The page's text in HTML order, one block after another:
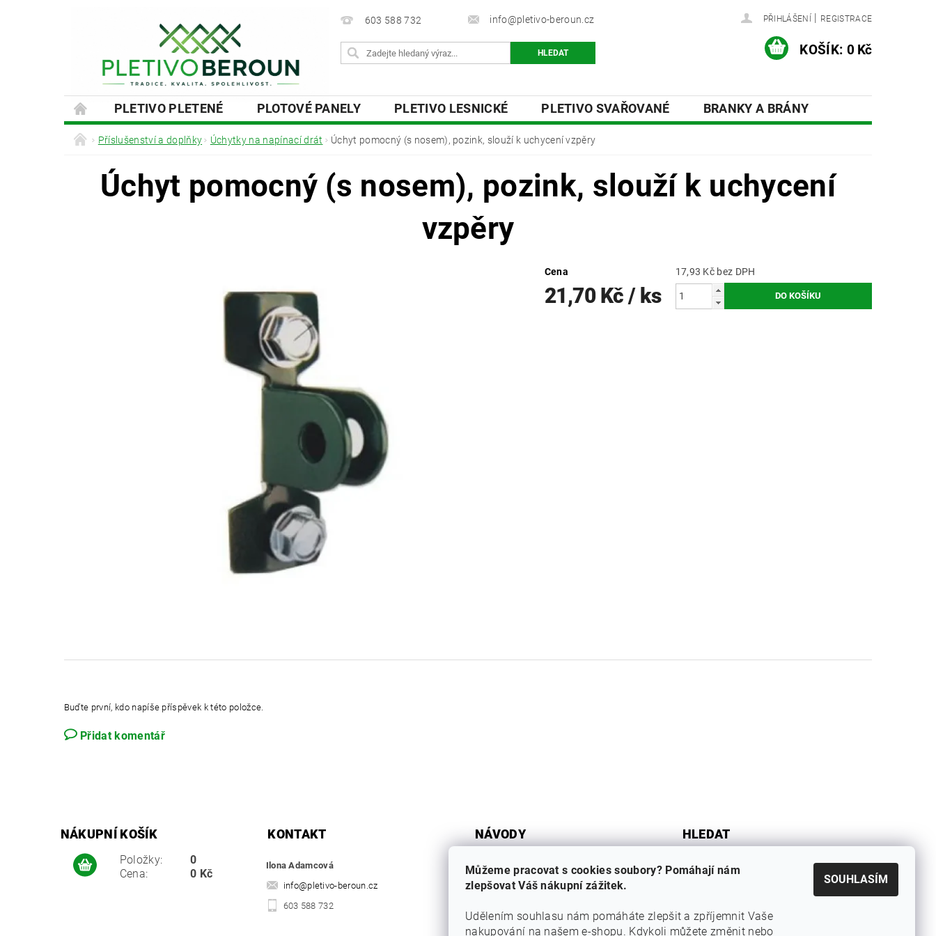
603 588 732 info@pletivo-beroun.cz PŘIHLÁŠENÍ | REGISTRACE
KOŠÍK: 0 Kč
PLETIVO PLETENÉ PLOTOVÉ PANELY PLETIVO LESNICKÉ PLETIVO SVAŘOVANÉ
BRANKY A BRÁNY
SLOUPKY A VZPĚRY
PODHRABOVÉ DESKY OSTNATÉ A ŽILETKOVÉ DRÁTY
Příslušenství a doplňky Úchytky na napínací drát Úchyt pomocný (s nosem), pozink, slouží k uchycení vzpěry
Úchyt pomocný (s nosem), pozink, slouží k uchycení
vzpěry
Cena 17,93 Kč bez DPH
21,70 Kč/ ks
Buďte první, kdo napíše příspěvek k této položce.
Přidat komentář
NÁKUPNÍ KOŠÍK
Položky:
Cena:
0
0 Kč
KONTAKT
Ilona Adamcová
info@pletivo-beroun.cz
603 588 732
NÁVODY
SLOUPKY A VZPĚRY
EURO PANEL
HLEDAT
Můžeme pracovat s cookies soubory? Pomáhají nám
zlepšovat Váš nákupní zážitek.
Udělením souhlasu nám pomáháte zlepšit a zpříjemnit Vaše
nakupování na našem e-shopu. Kdykoli můžete změnit nebo
SOUHLASÍM